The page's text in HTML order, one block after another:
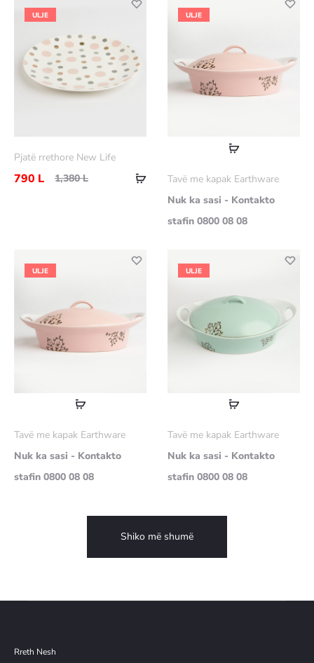
ULJE
Shtoje
shportë
Pjatë rrethore New Life
1,380L
790 L
ULJE
Lexoni
Tavë me kapak Earthware
Nuk ka sasi - Kontakto
stafin 0800 08 08
ULJE
Lexoni
Tavë me kapak Earthware
Nuk ka sasi - Kontakto
stafin 0800 08 08
ULJE
Lexoni
Tavë me kapak Earthware
Nuk ka sasi - Kontakto
stafin 0800 08 08
Shiko më shumë
Rreth Nesh